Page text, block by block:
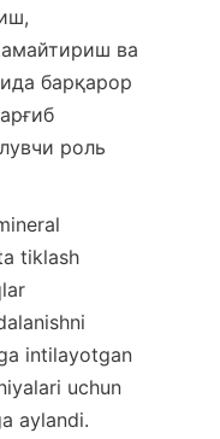
ва
барқарор
роль
tiklash
intilayotgan
uchun
aylandi.